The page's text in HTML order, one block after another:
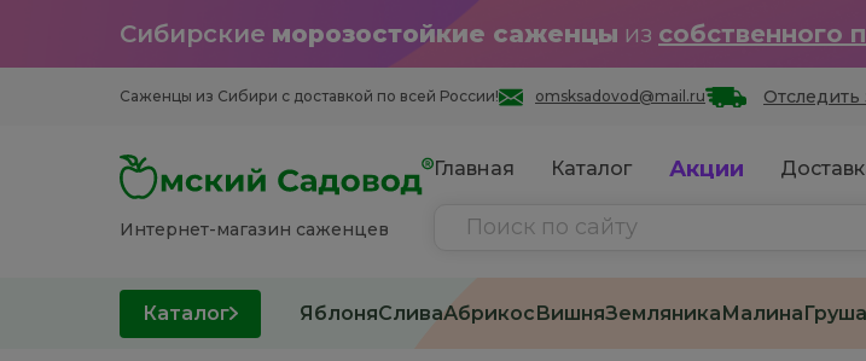
Сибирские морозостойкие саженцы из собственного
Саженцы из Cибири с доставкой по всей России! omsksadovod@mail.ru Отследить
Интернет-магазин саженцев
Главная Каталог Акции
Каталог ЯблоняСливаАбрикосВишняЗемляникаМалинаГруша